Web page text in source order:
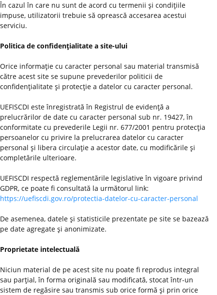
În cazul în care nu sunt de acord cu termenii şi condiţiile
impuse, utilizatorii trebuie să oprească accesarea acestui
serviciu.
Politica de confidenţialitate a site-ului
Orice informaţie cu caracter personal sau material transmisă
către acest site se supune prevederilor politicii de
confidenţialitate şi protecţie a datelor cu caracter personal.
UEFISCDI este înregistrată în Registrul de evidenţă a
prelucrărilor de date cu caracter personal sub nr. 19427, în
conformitate cu prevederile Legii nr. 677/2001 pentru protecţia
persoanelor cu privire la prelucrarea datelor cu caracter
personal şi libera circulaţie a acestor date, cu modificările şi
completările ulterioare.
UEFISCDI respectă reglementările legislative în vigoare privind
GDPR, ce poate fi consultată la următorul link:
https://uefiscdi.gov.ro/protectia-datelor-cu-caracter-personal
De asemenea, datele şi statisticile prezentate pe site se bazează
pe date agregate şi anonimizate.
Proprietate intelectuală
Niciun material de pe acest site nu poate fi reprodus integral
sau parţial, în forma originală sau modificată, stocat într-un
sistem de regăsire sau transmis sub orice formă şi prin orice